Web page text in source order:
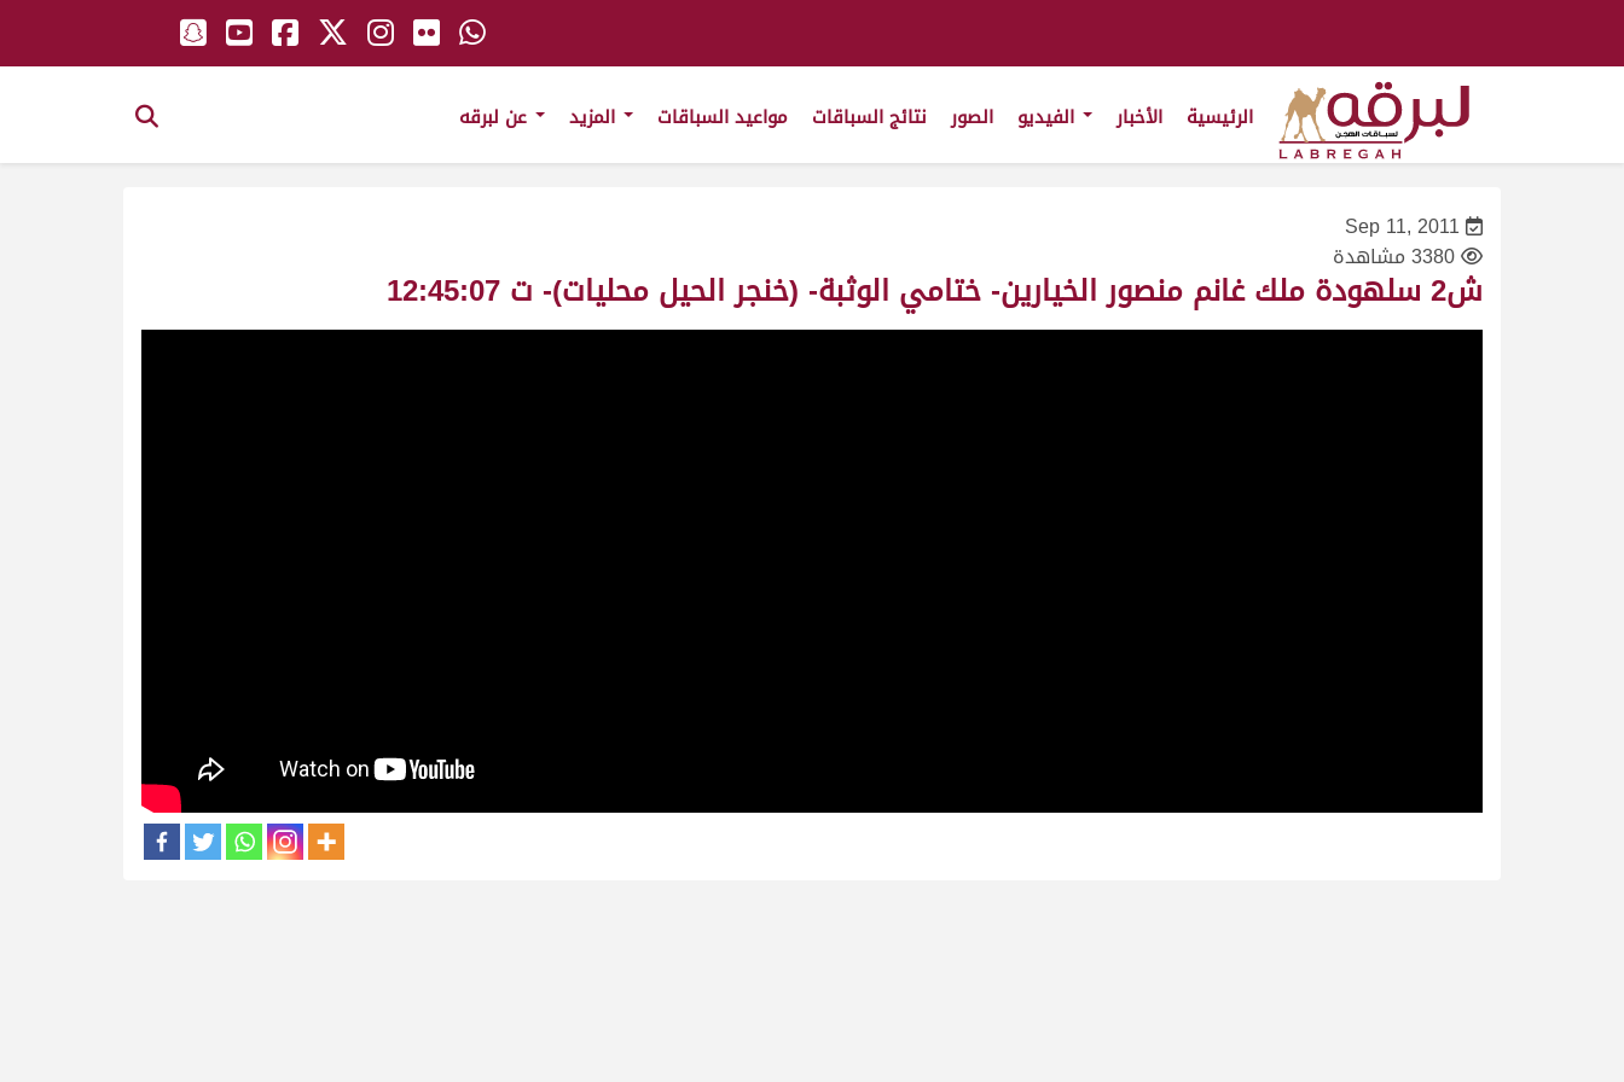
الرئيسية الأخبار الصور نتائج السباقات مواعيد السباقات
Sep 11, 2011
3380 مشاهدة
ش2 سلهودة ملك غانم منصور الخيارين- ختامي الوثبة- (خنجر الحيل محليات)- ت 12:45:07